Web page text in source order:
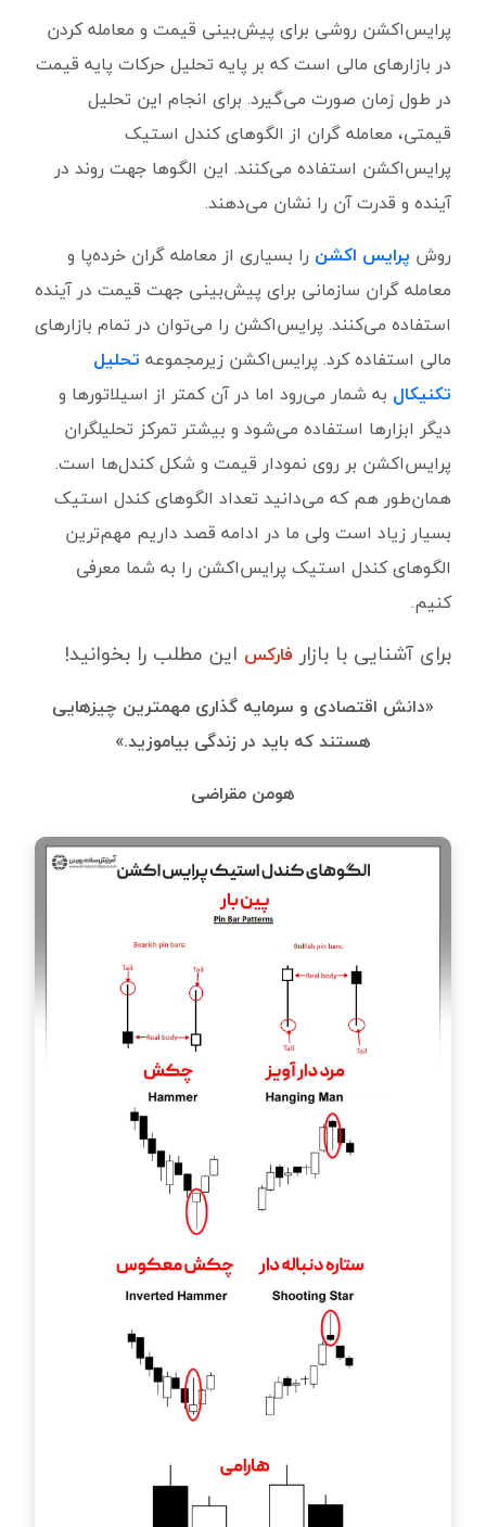
پرایس‌اکشن روشی برای پیش‌بینی قیمت و معامله کردن
در بازارهای مالی است که بر پایه تحلیل حرکات پایه قیمت
در طول زمان صورت می‌گیرد. برای انجام این تحلیل
قیمتی، معامله گران از الگوهای کندل استیک
پرایس‌اکشن استفاده می‌کنند. این الگوها جهت روند در
آینده و قدرت آن را نشان می‌دهند.
روش پرایس‌ اکشن را بسیاری از معامله گران خرده‌پا و
معامله گران سازمانی برای پیش‌بینی جهت قیمت در آینده
استفاده می‌کنند. پرایس‌اکشن را می‌توان در تمام بازارهای
مالی استفاده کرد. پرایس‌اکشن زیرمجموعه تحلیل
تکنیکال به شمار می‌رود اما در آن کمتر از اسیلاتورها و
دیگر ابزارها استفاده می‌شود و بیشتر تمرکز تحلیلگران
پرایس‌اکشن بر روی نمودار قیمت و شکل کندل‌ها است.
همان‌طور هم که می‌دانید تعداد الگوهای کندل استیک
بسیار زیاد است ولی ما در ادامه قصد داریم مهم‌ترین
الگوهای کندل استیک پرایس‌اکشن را به شما معرفی
کنیم.
برای آشنایی با بازار فارکس این مطلب را بخوانید!
«دانش اقتصادی و سرمایه گذاری مهمترین چیزهایی
هستند که باید در زندگی بیاموزید.»
هومن مقراضی